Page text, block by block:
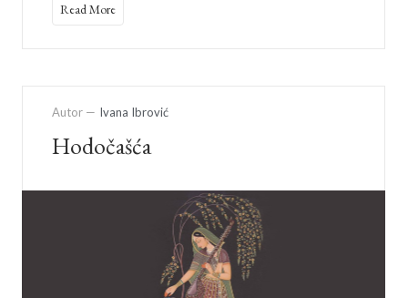
Read More
Autor — Ivana Ibrović
Hodočašća